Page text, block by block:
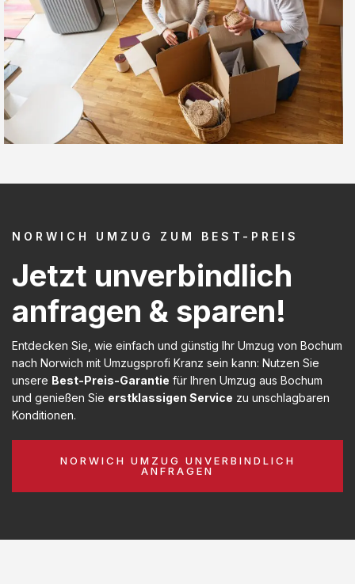
NORWICH UMZUG ZUM BEST-PREIS
Jetzt unverbindlich
anfragen & sparen!
Entdecken Sie, wie einfach und günstig Ihr Umzug von Bochum
nach Norwich mit Umzugsprofi Kranz sein kann: Nutzen Sie
unsere Best-Preis-Garantie für Ihren Umzug aus Bochum
und genießen Sie erstklassigen Service zu unschlagbaren
Konditionen.
NORWICH UMZUG UNVERBINDLICH
ANFRAGEN